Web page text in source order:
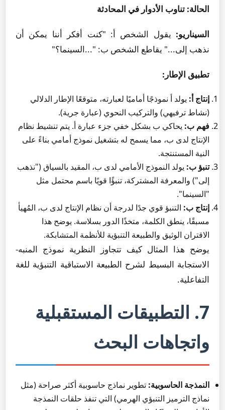
الحالة: تناوب الأدوار في المحادثة
السيناريو: يقول الشخص أ: "كنت أفكر أننا يمكن أن
نذهب إلى..." يقاطع الشخص ب: "...السينما؟"
تطبيق الإطار:
إنتاج أ: يولد أ نموذجًا أماميًا لعبارته، متوقعًا الإطار الدلالي
(نشاط ترفيهي) والتركيب النحوي (عبارة جرية).
فهم ب: يحاكي ب بشكل خفي جزء عبارة أ. يتم تنشيط نظام
الإنتاج لدى ب، مما يسمح له بتشغيل نموذج أمامي بناءً على
النية المستنتجة.
تنبؤ ب: يولد النموذج الأمامي لدى ب، المقيد بالسياق ("نذهب
إلى") والمعرفة المشتركة، تنبؤًا قويًا باسم محتمل مثل
"السينما".
إنتاج ب: التنبؤ قوي جدًا لدرجة أن نظام الإنتاج لدى ب، المُهيأ
مسبقًا، ينطق الكلمة، متخذًا الدور بسلاسة. يوضح هذا
الاقتران الوثيق والطبيعة التنبؤية للأنظمة المتشابكة.
يوضح هذا المثال كيف تتجاوز النظرية نموذج المنبه-
الاستجابة البسيط لشرح الطبيعة الاستباقية التنبؤية للغة
التفاعلية.
7. التطبيقات المستقبلية
واتجاهات البحث
النمذجة الحاسوبية: تطوير نماذج حاسوبية أكثر صراحة (مثل
نماذج الترميز التنبؤي الهرمي) التي تنفذ حلقات النمذجة